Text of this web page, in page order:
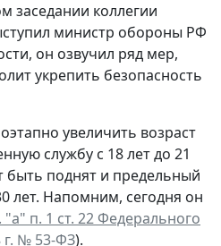
заседании коллегии
министр обороны РФ
он озвучил ряд мер,
укрепить безопасность
увеличить возраст
службу с 18 лет до 21
быть поднят и предельный
лет. Напомним, сегодня он
"а" п. 1 ст. 22 Федерального
г. № 53-ФЗ).